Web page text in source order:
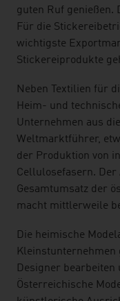
guten Ruf genießen.
Für die
wichtigste
Stickereiprodukte
Neben Textilien für
Heim- und
Unternehmen aus
Weltmarktführer,
der Produktion von
Cellulosefasern. Der
Gesamtumsatz der
macht mittlerweile
Die heimische
Kleinstunternehmen
Designer
Österreichische